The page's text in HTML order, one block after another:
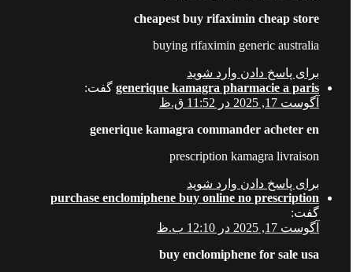
cheapest buy rifaximin cheap store
buying rifaximin generic australia
برای پاسخ دادن وارد شوید
generique kamagra pharmacie a paris گفت:
آگوست 17, 2025 در 11:52 ق.ظ
generique kamagra commander acheter en
prescription kamagra livraison
برای پاسخ دادن وارد شوید
purchase enclomiphene buy online no prescription
گفت:
آگوست 17, 2025 در 12:10 ب.ظ
buy enclomiphene for sale usa